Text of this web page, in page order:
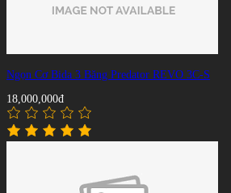
Ngọn Cơ Bida 3 Băng Predator REVO 3C-S
18,000,000đ